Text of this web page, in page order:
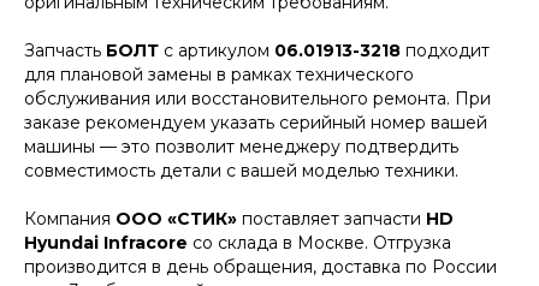
Запчасть БОЛТ с артикулом 06.01913-3218 подходит
для плановой замены в рамках технического
обслуживания или восстановительного ремонта. При
заказе рекомендуем указать серийный номер вашей
машины — это позволит менеджеру подтвердить
совместимость детали с вашей моделью техники.
Компания ООО «СТИК» поставляет запчасти HD
Hyundai Infracore со склада в Москве. Отгрузка
производится в день обращения, доставка по России